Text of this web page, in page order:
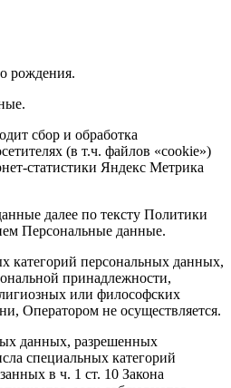
рождения.
сбор и обработка
(в т.ч. файлов «cookie»)
статистики Яндекс Метрика
далее по тексту Политики
Персональные данные.
категорий персональных данных,
принадлежности,
или философских
Оператором не осуществляется.
данных, разрешенных
специальных категорий
в ч. 1 ст. 10 Закона